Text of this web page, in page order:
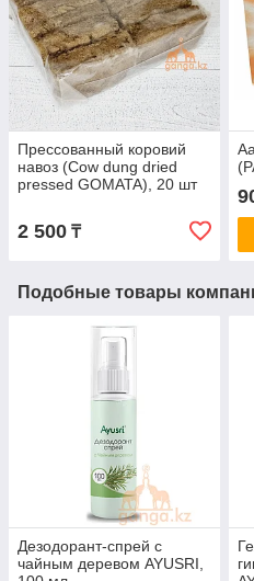
Прессованный коровий
навоз (Cow dung dried
pressed GOMATA), 20 шт
2 500 ₸
Подобные товары
Дезодорант-спрей с
чайным деревом AYUSRI,